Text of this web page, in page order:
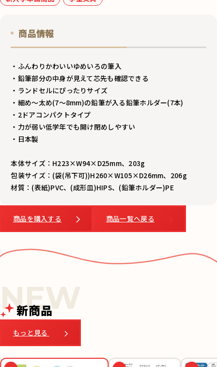
商品情報
・ふんわりかわいいゆめいろの筆入
・鉛筆部分の中身が見えて芯先も確認できる
・ランドセルにぴったりサイズ
・細め～太め(7～8mm)の鉛筆が入る鉛筆ホルダー(7本)
・2ドアコンパクトタイプ
・力が弱い低学年でも開け閉めしやすい
・日本製
本体サイズ：H223×W94×D25mm、203g
包装サイズ：(袋(吊下可))H260×W105×D26mm、206g
材質：(表紙)PVC、(成形皿)HIPS、(鉛筆ホルダー)PE
商品を購入する 商品一覧へ戻る
新商品
もっと見る